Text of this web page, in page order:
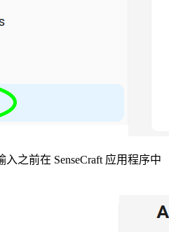
之前在 SenseCraft 应用程序中